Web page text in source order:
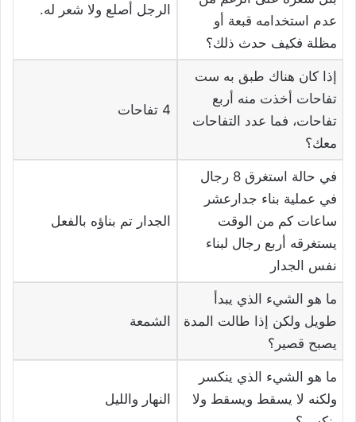
عدم استخدامه قبعة أو
مظلة فكيف حدث ذلك؟
الرجل أصلع ولا شعر له.
إذا كان هناك طبق به ست
تفاحات أخذت منه أربع
تفاحات، فما عدد التفاحات
معك؟
4 تفاحات
في حالة استغرق 8 رجال
في عملية بناء جدارعشر
ساعات كم من الوقت
يستغرقه أربع رجال لبناء
نفس الجدار
الجدار تم بناؤه بالفعل
ما هو الشيء الذي يبدأ
طويل ولكن إذا طالت المدة
يصبح قصير؟
الشمعة
ما هو الشيء الذي ينكسر
ولكنه لا يسقط ويسقط ولا
النهار والليل